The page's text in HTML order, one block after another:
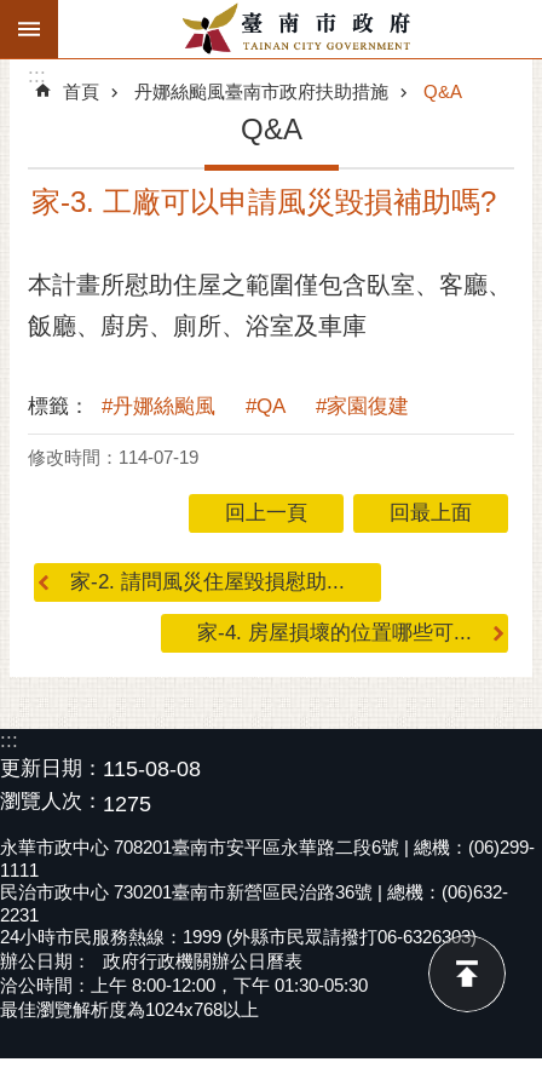
跳到主要內容區塊
搜
階
精彩府城
市府動態
市府團隊
主題服務
市政資訊
黃
偉
螢
光
花
泉
桐
花
祭
網
站
導
覽
訂
:::
:::
首頁 丹娜絲颱風臺南市政府扶助措施 Q&A
Q&A
家-3. 工廠可以申請風災毀損補助嗎?
本計畫所慰助住屋之範圍僅包含臥室、客廳、
飯廳、廚房、廁所、浴室及車庫
標籤： #丹娜絲颱風 #QA #家園復建
修改時間：114-07-19
回上一頁 回最上面
家-2. 請問風災住屋毀損慰助...
家-4. 房屋損壞的位置哪些可...
:::
更新日期： 115-08-08
瀏覽人次： 1275
永華市政中心 708201臺南市安平區永華路二段6號 | 總機：(06)299-
1111
民治市政中心 730201臺南市新營區民治路36號 | 總機：(06)632-
2231
24小時市民服務熱線：1999 (外縣市民眾請撥打06-6326303)
辦公日期：
政府行政機關辦公日曆表
洽公時間：上午 8:00-12:00，下午 01:30-05:30
最佳瀏覽解析度為1024x768以上